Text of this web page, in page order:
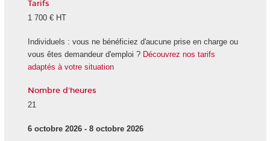
Tarifs
1 700 € HT
Individuels : vous ne bénéficiez d'aucune prise en charge ou
vous êtes demandeur d'emploi ? Découvrez nos tarifs
adaptés à votre situation
Nombre d'heures
21
6 octobre 2026 - 8 octobre 2026